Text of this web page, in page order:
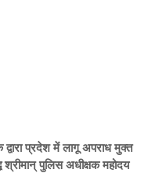
प्रदेश में लागू अपराध मुक्त
पुलिस अधीक्षक महोदय